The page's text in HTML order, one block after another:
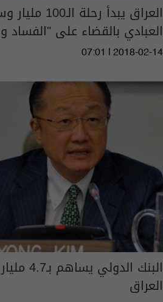
العراق يبدأ
العبادي بالقضاء على "الفساد
07:01 | 2018-02-14
البنك
العراق